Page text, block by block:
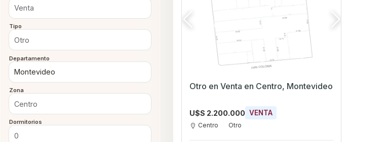
Tipo
Departamento
Zona
Dormitorios
Otro en Venta en Centro, Montevideo
U$S 2.200.000 VENTA
Centro Otro